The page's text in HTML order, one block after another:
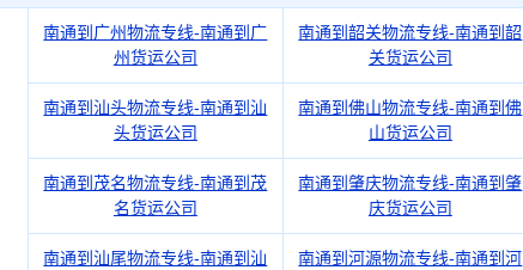
南通到广州物流专线-南通到广
州货运公司
南通到韶关物流专线-南通到韶
关货运公司
南通到汕头物流专线-南通到汕
头货运公司
南通到佛山物流专线-南通到佛
山货运公司
南通到茂名物流专线-南通到茂
名货运公司
南通到肇庆物流专线-南通到肇
庆货运公司
南通到汕尾物流专线-南通到汕
南通到河源物流专线-南通到河